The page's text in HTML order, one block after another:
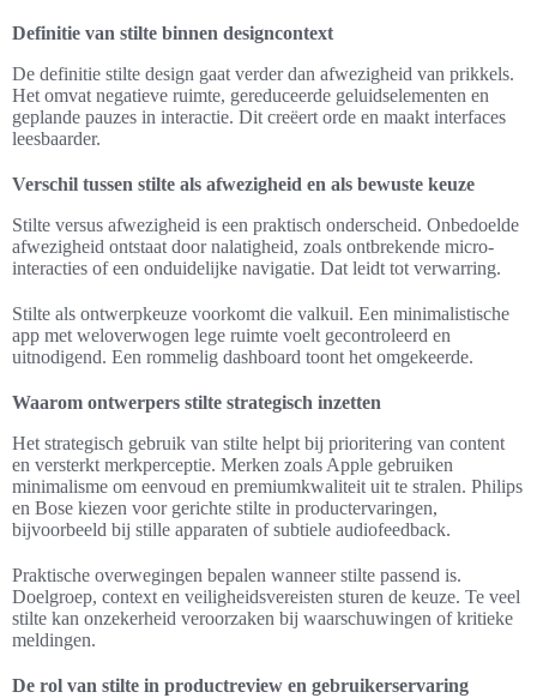
Definitie van stilte binnen designcontext
De definitie stilte design gaat verder dan afwezigheid van prikkels.
Het omvat negatieve ruimte, gereduceerde geluidselementen en
geplande pauzes in interactie. Dit creëert orde en maakt interfaces
leesbaarder.
Verschil tussen stilte als afwezigheid en als bewuste keuze
Stilte versus afwezigheid is een praktisch onderscheid. Onbedoelde
afwezigheid ontstaat door nalatigheid, zoals ontbrekende micro-
interacties of een onduidelijke navigatie. Dat leidt tot verwarring.
Stilte als ontwerpkeuze voorkomt die valkuil. Een minimalistische
app met weloverwogen lege ruimte voelt gecontroleerd en
uitnodigend. Een rommelig dashboard toont het omgekeerde.
Waarom ontwerpers stilte strategisch inzetten
Het strategisch gebruik van stilte helpt bij prioritering van content
en versterkt merkperceptie. Merken zoals Apple gebruiken
minimalisme om eenvoud en premiumkwaliteit uit te stralen. Philips
en Bose kiezen voor gerichte stilte in productervaringen,
bijvoorbeeld bij stille apparaten of subtiele audiofeedback.
Praktische overwegingen bepalen wanneer stilte passend is.
Doelgroep, context en veiligheidsvereisten sturen de keuze. Te veel
stilte kan onzekerheid veroorzaken bij waarschuwingen of kritieke
meldingen.
De rol van stilte in productreview en gebruikerservaring